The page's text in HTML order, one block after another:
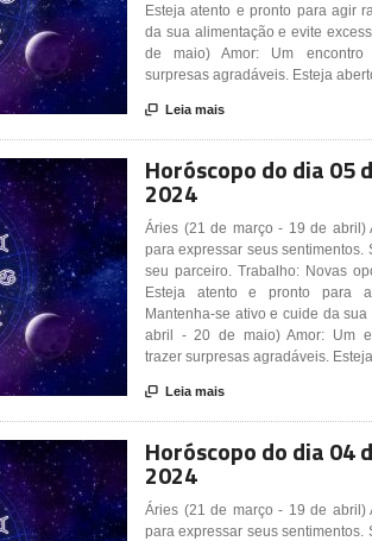
Esteja atento e pronto para agir
da sua alimentação e evite
de maio) Amor: Um encontro
surpresas agradáveis. Esteja
 Leia mais
Horóscopo do dia 05
2024
Áries (21 de março - 19 de abril)
para expressar seus sentimentos.
seu parceiro. Trabalho: Novas
Esteja atento e pronto para
Mantenha-se ativo e cuide da
abril - 20 de maio) Amor: Um
trazer surpresas agradáveis.
 Leia mais
Horóscopo do dia 04
2024
Áries (21 de março - 19 de abril)
para expressar seus sentimentos.